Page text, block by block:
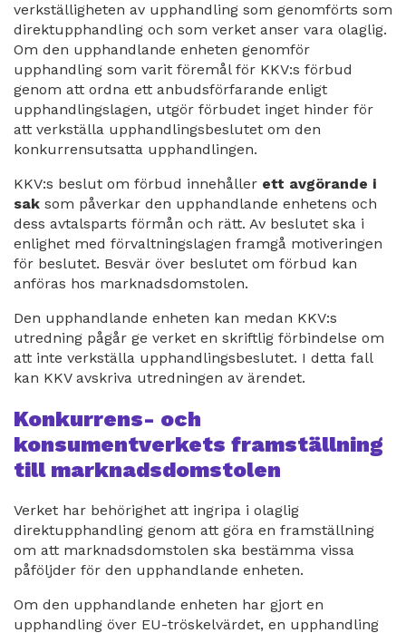
verkställigheten av upphandling som genomförts som
direktupphandling och som verket anser vara olaglig.
Om den upphandlande enheten genomför
upphandling som varit föremål för KKV:s förbud
genom att ordna ett anbudsförfarande enligt
upphandlingslagen, utgör förbudet inget hinder för
att verkställa upphandlingsbeslutet om den
konkurrensutsatta upphandlingen.
KKV:s beslut om förbud innehåller ett avgörande i
sak som påverkar den upphandlande enhetens och
dess avtalsparts förmån och rätt. Av beslutet ska i
enlighet med förvaltningslagen framgå motiveringen
för beslutet. Besvär över beslutet om förbud kan
anföras hos marknadsdomstolen.
Den upphandlande enheten kan medan KKV:s
utredning pågår ge verket en skriftlig förbindelse om
att inte verkställa upphandlingsbeslutet. I detta fall
kan KKV avskriva utredningen av ärendet.
Konkurrens- och
konsumentverkets framställning
till marknadsdomstolen
Verket har behörighet att ingripa i olaglig
direktupphandling genom att göra en framställning
om att marknadsdomstolen ska bestämma vissa
påföljder för den upphandlande enheten.
Om den upphandlande enheten har gjort en
upphandling över EU-tröskelvärdet, en upphandling